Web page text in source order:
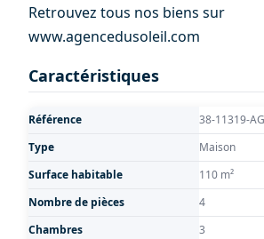
Retrouvez tous nos biens sur
www.agencedusoleil.com
Caractéristiques
Référence
38-11319-
Type
Maison
Surface habitable
110 m²
Nombre de pièces
4
Chambres
3